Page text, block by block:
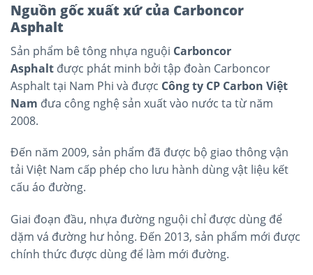
Nguồn gốc xuất xứ của Carboncor
Asphalt
Sản phẩm bê tông nhựa nguội Carboncor
Asphalt được phát minh bởi tập đoàn Carboncor
Asphalt tại Nam Phi và được Công ty CP Carbon Việt
Nam đưa công nghệ sản xuất vào nước ta từ năm
2008.
Đến năm 2009, sản phẩm đã được bộ giao thông vận
tải Việt Nam cấp phép cho lưu hành dùng vật liệu kết
cấu áo đường.
Giai đoạn đầu, nhựa đường nguội chỉ được dùng để
dặm vá đường hư hỏng. Đến 2013, sản phẩm mới được
chính thức được dùng để làm mới đường.